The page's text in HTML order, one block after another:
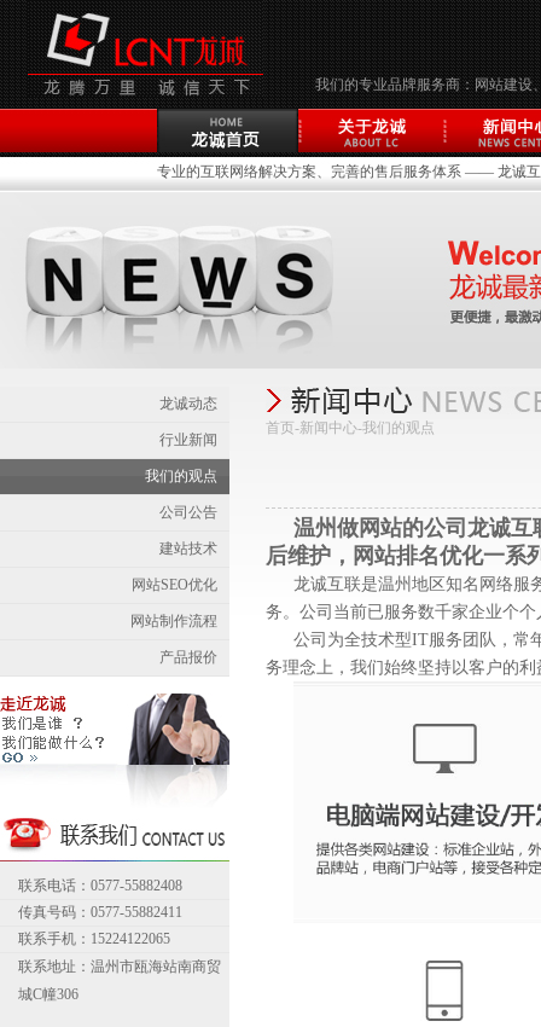
我们的专业品牌服务商：网站建设
专业的互联网络解决方案、完善的售后服务体系 —— 龙诚
龙诚动态
行业新闻
我们的观点
公司公告
建站技术
网站SEO优化
网站制作流程
产品报价
联系电话：0577-55882408
传真号码：0577-55882411
联系手机：15224122065
联系地址：温州市瓯海站南商贸
城C幢306
首页-新闻中心-我们的观点
温州做网站的公司 龙诚互
后维护，网站排名优化一系
龙诚互联是温州地区知名网络服
务。公司当前已服务数千家企业个
公司为全技术型IT服务团队，常
务理念上，我们始终坚持以客户的